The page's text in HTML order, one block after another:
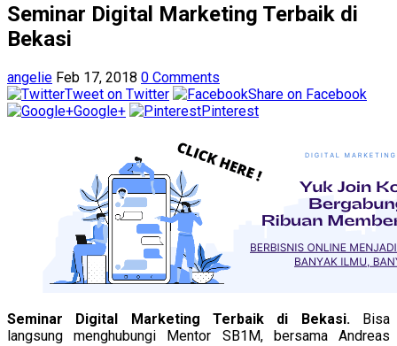
Seminar Digital Marketing Terbaik di
Bekasi
angelie Feb 17, 2018 0 Comments
Tweet on Twitter
Share on Facebook
Google+
Pinterest
Seminar Digital Marketing Terbaik di Bekasi. Bisa
langsung menghubungi Mentor SB1M, bersama Andreas